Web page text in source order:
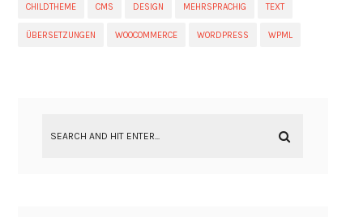
CHILDTHEME CMS DESIGN MEHRSPRACHIG TEXT
ÜBERSETZUNGEN WOOCOMMERCE WORDPRESS WPML